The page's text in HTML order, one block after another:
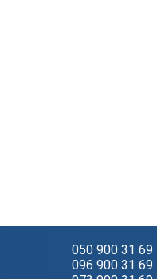
050 900 31 69
096 900 31 69